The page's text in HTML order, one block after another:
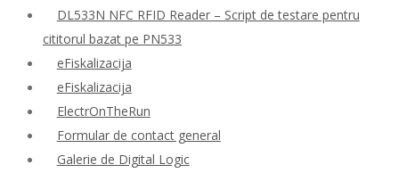
DL533N NFC RFID Reader – Script de testare pentru
cititorul bazat pe PN533
eFiskalizacija
eFiskalizacija
ElectrOnTheRun
Formular de contact general
Galerie de Digital Logic